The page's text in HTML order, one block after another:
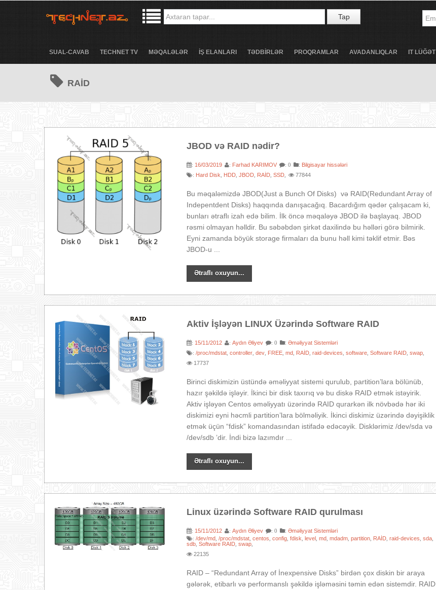
Tap
SUAL-CAVAB TECHNET TV MƏQALƏLƏR İŞ ELANLARI TƏDBİRLƏR PROQRAMLAR AVADANLIQLAR IT LÜĞƏT
RAİD
JBOD və RAID nədir?
: 16/03/2019 : Farhad KARIMOV : 0 : Bilgisayar hissələri
: Hard Disk HDD ,JBOD RAİD ,SSD 77844
Bu məqaləmizdə JBOD(Just a Bunch Of Disks) və RAID(Redundant Array of
Indepentdent Disks) haqqında danışacağıq. Bacardığım qədər çalışacam ki,
bunları ətraflı izah edə bilim. İlk öncə məqaləyə JBOD ilə başlayaq. JBOD
rəsmi olmayan həlldir. Bu səbəbdən şirkət daxilində bu həlləri görə bilmirik.
Eyni zamanda böyük storage firmaları da bunu həll kimi təklif etmir. Bəs
JBOD-u ...
Ətraflı oxuyun...
Aktiv İşləyən LINUX Üzərində Software RAID
: 15/11/2012 :Aydın Əliyev : 0 :Əməliyyat Sistemləri
:/proc/mdstat ,controller ,dev FREE ,md RAİD ,raid-devices ,software ,Software RAID ,swap
17737
Birinci diskimizin üstündə əməliyyat sistemi qurulub, partition’lara bölünüb,
hazır şəkildə işləyir. İkinci bir disk taxırıq və bu diskə RAID etmək istəyirik.
Aktiv işləyən Centos əməliyyatı üzərində RAID qurarkən ilk növbədə hər iki
diskimizi eyni həcmli partition’lara bölməliyik. İkinci diskimiz üzərində dəyişiklik
etmək üçün “fdisk” komandasından istifadə edəcəyik. Disklərimiz /dev/sda və
/dev/sdb ’dir. İndi bizə lazımdır ...
Ətraflı oxuyun...
Linux üzərində Software RAID qurulması
: 15/11/2012 :Aydın Əliyev : 0 :Əməliyyat Sistemləri
:/dev/md ,/proc/mdstat ,centos ,config ,fdisk level ,md ,mdadm ,partition RAİD ,raid-devices ,sda
sdb ,Software RAID ,swap
22135
RAID – “Redundant Array of İnexpensive Disks” birdən çox diskin bir araya
gələrək, etibarlı və performanslı şəkildə işləməsini təmin edən sistemdir. RAID